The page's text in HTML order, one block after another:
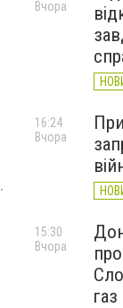
Вчора
16:24
Вчора
газ
15:30
Вчора